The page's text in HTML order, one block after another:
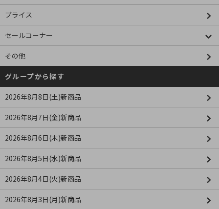
ブライス
セールコーナー
その他
グループから探す
2026年8月8日(土)新商品
2026年8月7日(金)新商品
2026年8月6日(木)新商品
2026年8月5日(水)新商品
2026年8月4日(火)新商品
2026年8月3日(月)新商品